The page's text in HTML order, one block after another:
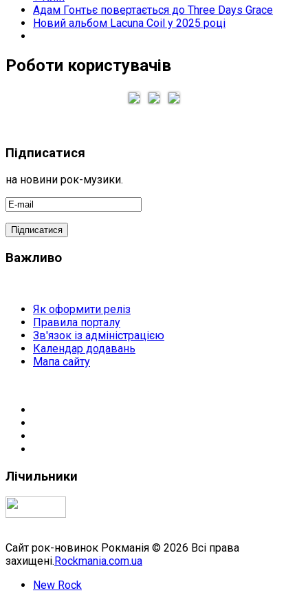
Адам Гонтьє повертається до Three Days Grace
Новий альбом Lacuna Coil у 2025 році
Роботи користувачів
Підписатися
на новини рок-музики.
Важливо
Як оформити реліз
Правила порталу
Зв'язок із адміністрацією
Календар додавань
Мапа сайту
Лічильники
Сайт рок-новинок Рокманія © 2026 Всі права
захищені. Rockmania.com.ua
New Rock